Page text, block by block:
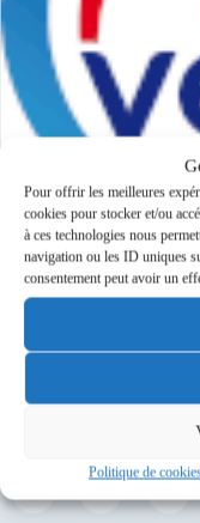
Pour offrir les meilleures
cookies pour stocker et/ou
à ces technologies nous
navigation ou les ID uniques
consentement peut avoir un
Politique de
28 29